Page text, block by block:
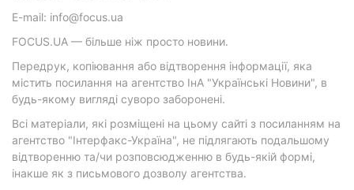
E-mail: info@focus.ua
FOCUS.UA — більше ніж просто новини.
Передрук, копіювання або відтворення інформації, яка
містить посилання на агентство ІнА "Українські Новини", в
будь-якому вигляді суворо заборонені.
Всі матеріали, які розміщені на цьому сайті з посиланням на
агентство "Інтерфакс-Україна", не підлягають подальшому
відтворенню та/чи розповсюдженню в будь-якій формі,
інакше як з письмового дозволу агентства.